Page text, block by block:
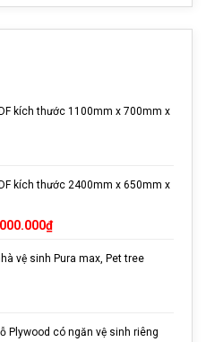
không gian hiện đại.
bạn thoải mái lựa chọn.
kích thước 1100mm x 700mm x
kích thước 2400mm x 650mm x
₫Giá
tại
vệ sinh Pura max, Pet tree
Plywood có ngăn vệ sinh riêng